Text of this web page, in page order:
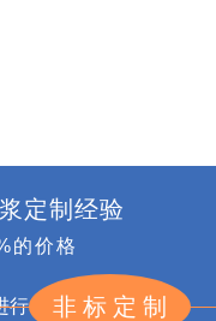
定制经验
的价格
行 非标定制